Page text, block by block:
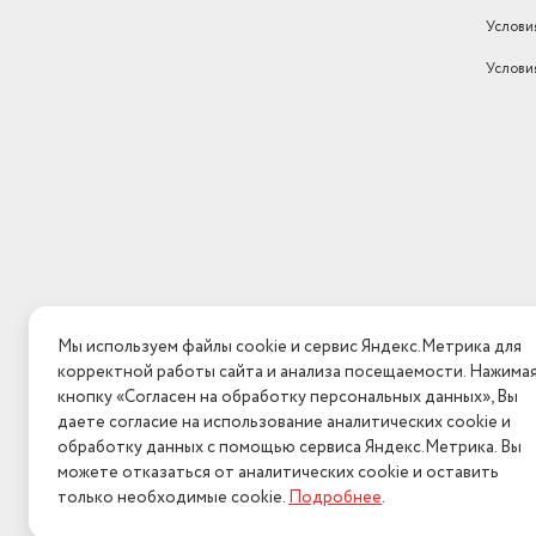
Мы используем файлы cookie и сервис Яндекс.Метрика для
корректной работы сайта и анализа посещаемости. Нажимая
кнопку «Согласен на обработку персональных данных», Вы
даете согласие на использование аналитических cookie и
обработку данных с помощью сервиса Яндекс.Метрика. Вы
можете отказаться от аналитических cookie и оставить
только необходимые cookie.Подробнее.